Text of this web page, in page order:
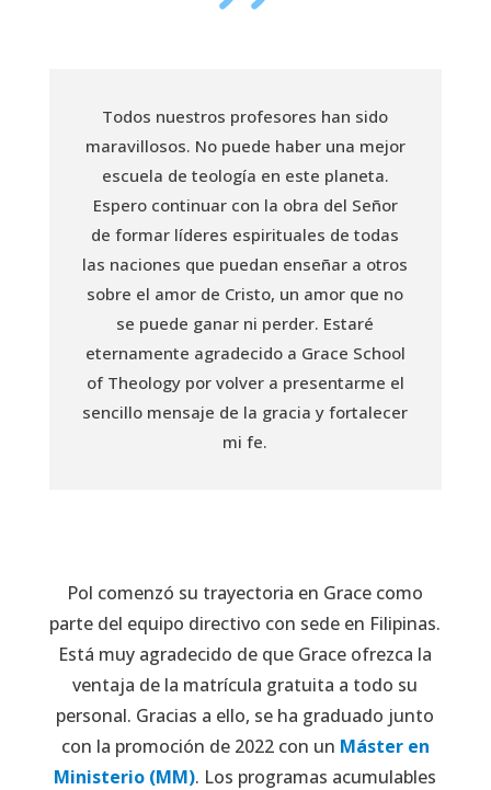
Todos nuestros profesores han sido
maravillosos. No puede haber una mejor
escuela de teología en este planeta.
Espero continuar con la obra del Señor
de formar líderes espirituales de todas
las naciones que puedan enseñar a otros
sobre el amor de Cristo, un amor que no
se puede ganar ni perder. Estaré
eternamente agradecido a Grace School
of Theology por volver a presentarme el
sencillo mensaje de la gracia y fortalecer
mi fe.
Pol comenzó su trayectoria en Grace como
parte del equipo directivo con sede en Filipinas.
Está muy agradecido de que Grace ofrezca la
ventaja de la matrícula gratuita a todo su
personal. Gracias a ello, se ha graduado junto
con la promoción de 2022 con un Máster en
Ministerio (MM). Los programas acumulables